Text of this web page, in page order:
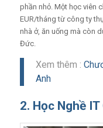
phần nhỏ. Một học viên
EUR/tháng từ công ty
nhà ở, ăn uống mà còn
Đức.
Xem thêm :
Anh
2. Học Nghề